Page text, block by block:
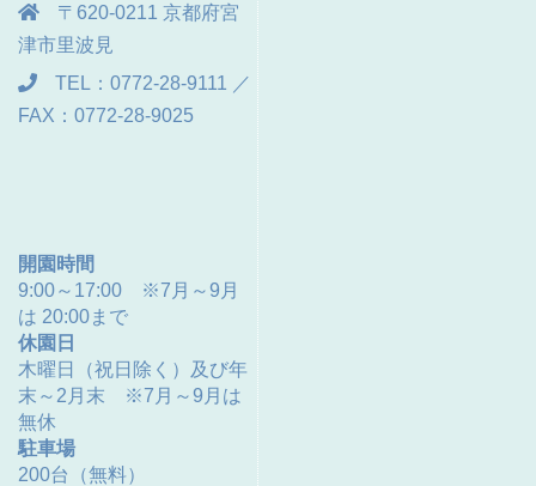
〒620-0211 京都府宮
津市里波見
TEL：0772-28-9111 ／
FAX：0772-28-9025
開園時間
9:00～17:00 ※7月～9月
は 20:00まで
休園日
木曜日（祝日除く）及び年
末～2月末 ※7月～9月は
無休
駐車場
200台（無料）